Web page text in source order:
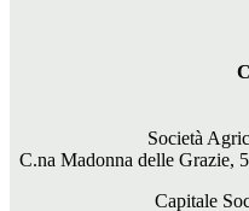
Società
C.na Madonna delle Grazie,
Capitale